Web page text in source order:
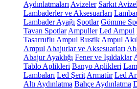
Aydınlatmaları Avizeler Sarkıt
Lambaderler ve Aksesuarları
Lambader Ayağı Spotlar Gömme
Tavan Spotlar Ampuller Led Ampul
Tasarruflu Ampul Rustik Ampul
Ampul Abajurlar ve Aksesuarları
Abajur Ayaklığı Fener ve Işıldaklar
Tablo Aplikleri Banyo Aplikleri
Lambaları Led Şerit Armatür Led
Altı Aydınlatma Bahçe Aydınlatma